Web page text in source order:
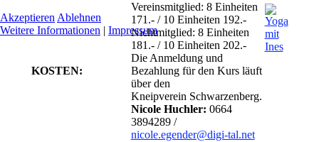
KOSTEN:
Vereinsmitglied: 8 Einheiten
171.- / 10 Einheiten 192.-
Nichtmitglied: 8 Einheiten
181.- / 10 Einheiten 202.-
Die Anmeldung und
Bezahlung für den Kurs läuft
über den
Kneipverein Schwarzenberg.
Nicole Huchler: 0664
3894289 /
nicole.egender@digi-tal.net
Akzeptieren Ablehnen
Weitere Informationen | Impressum